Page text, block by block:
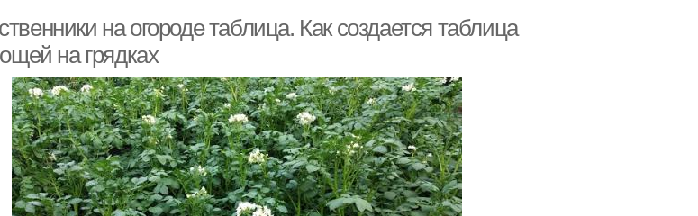
на огороде таблица. Как создается таблица
на грядках